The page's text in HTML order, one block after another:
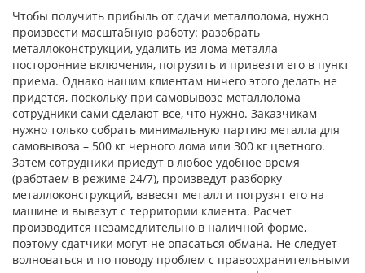
Чтобы получить прибыль от сдачи металлолома, нужно
произвести масштабную работу: разобрать
металлоконструкции, удалить из лома металла
посторонние включения, погрузить и привезти его в пункт
приема. Однако нашим клиентам ничего этого делать не
придется, поскольку при самовывозе металлолома
сотрудники сами сделают все, что нужно. Заказчикам
нужно только собрать минимальную партию металла для
самовывоза – 500 кг черного лома или 300 кг цветного.
Затем сотрудники приедут в любое удобное время
(работаем в режиме 24/7), произведут разборку
металлоконструкций, взвесят металл и погрузят его на
машине и вывезут с территории клиента. Расчет
производится незамедлительно в наличной форме,
поэтому сдатчики могут не опасаться обмана. Не следует
волноваться и по поводу проблем с правоохранительными